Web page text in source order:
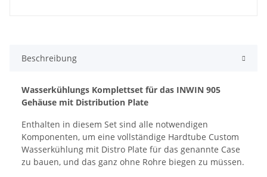
Beschreibung
Wasserkühlungs Komplettset für das INWIN 905
Gehäuse mit Distribution Plate
Enthalten in diesem Set sind alle notwendigen
Komponenten, um eine vollständige Hardtube Custom
Wasserkühlung mit Distro Plate für das genannte Case
zu bauen, und das ganz ohne Rohre biegen zu müssen.